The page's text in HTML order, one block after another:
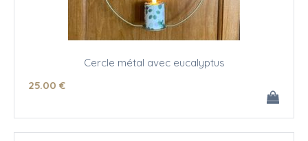
Cercle métal avec eucalyptus
25.00 €